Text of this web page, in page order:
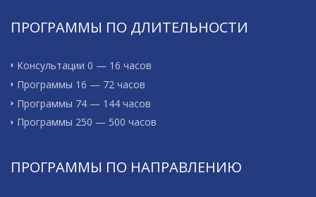
ПРОГРАММЫ ПО ДЛИТЕЛЬНОСТИ
Консультации 0 — 16 часов
Программы 16 — 72 часов
Программы 74 — 144 часов
Программы 250 — 500 часов
ПРОГРАММЫ ПО НАПРАВЛЕНИЮ